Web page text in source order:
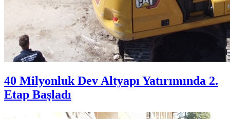
40 Milyonluk Dev Altyapı Yatırımında 2.
Etap Başladı